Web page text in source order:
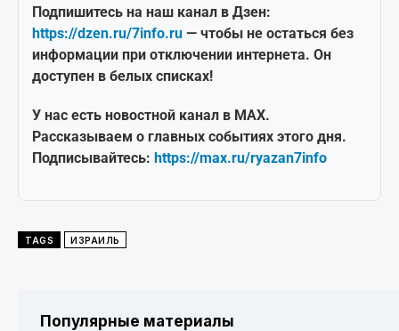
Подпишитесь на наш канал в Дзен:
https://dzen.ru/7info.ru — чтобы не остаться без
информации при отключении интернета. Он
доступен в белых списках!
У нас есть новостной канал в MAX.
Рассказываем о главных событиях этого дня.
Подписывайтесь: https://max.ru/ryazan7info
TAGS ИЗРАИЛЬ
Популярные материалы